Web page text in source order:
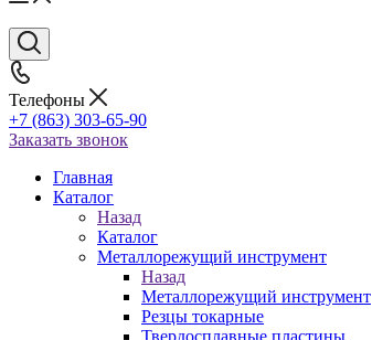
Телефоны
+7 (863) 303-65-90
Заказать звонок
Главная
Каталог
Назад
Каталог
Металлорежущий инструмент
Назад
Металлорежущий инструмент
Резцы токарные
Твердосплавные пластины